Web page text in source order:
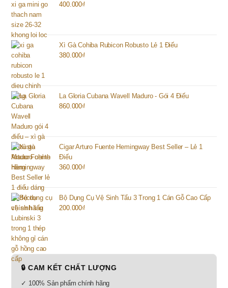
400.000₫
Xì Gà Cohiba Rubicon Robusto Lẻ 1 Điếu
380.000₫
La Gloria Cubana Wavell Maduro - Gói 4 Điếu
860.000₫
Cigar Arturo Fuente Hemingway Best Seller – Lẻ 1
Điếu
360.000₫
Bộ Dụng Cụ Vệ Sinh Tẩu 3 Trong 1 Cán Gỗ Cao Cấp
200.000₫
🔒 CAM KẾT CHẤT LƯỢNG
✓ 100% Sản phẩm chính hãng